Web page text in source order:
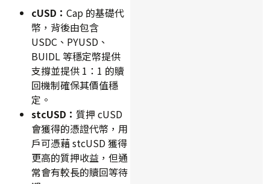
cUSD： Cap 的基礎代
幣，背後由包含
USDC、PYUSD、
BUIDL 等穩定幣提供
支撐並提供 1：1 的贖
回機制確保其價值穩
定。
stcUSD： 質押 cUSD
會獲得的憑證代幣，用
戶可憑藉 stcUSD 獲得
更高的質押收益，但通
常會有較長的贖回等待